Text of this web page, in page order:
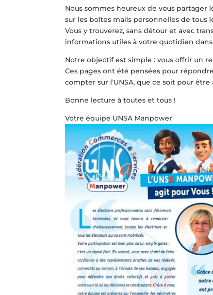
Nous sommes heureux de vous partager
sur les boîtes mails personnelles de tous
Vous y trouverez, sans détour et avec
informations utiles à votre quotidien dans
Notre objectif est simple : vous offrir un
Ces pages ont été pensées pour
compter sur l’UNSA, que ce soit pour
Bonne lecture à toutes et tous !
Votre équipe UNSA Manpower